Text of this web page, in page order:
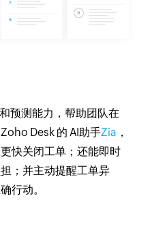
预测能力，帮助团队在
Desk 的 AI助手Zia ，
快关闭工单；还能即时
；并主动提醒工单异
行动。